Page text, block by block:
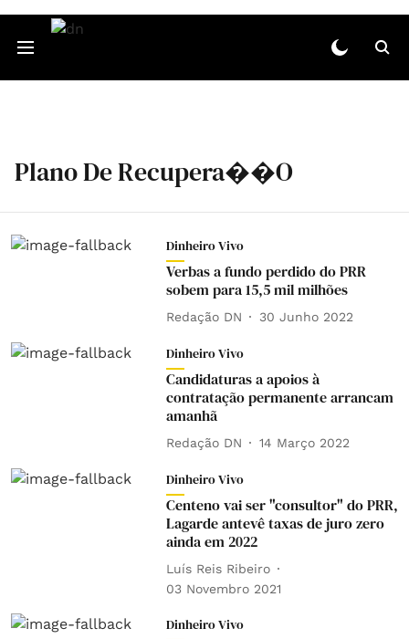
Plano De Recupera��o
Dinheiro Vivo
Verbas a fundo perdido do PRR
sobem para 15,5 mil milhões
Redação DN 30 Junho 2022
Dinheiro Vivo
Candidaturas a apoios à
contratação permanente arrancam
amanhã
Redação DN 14 Março 2022
Dinheiro Vivo
Centeno vai ser "consultor" do PRR,
Lagarde antevê taxas de juro zero
ainda em 2022
Luís Reis Ribeiro
03 Novembro 2021
Dinheiro Vivo